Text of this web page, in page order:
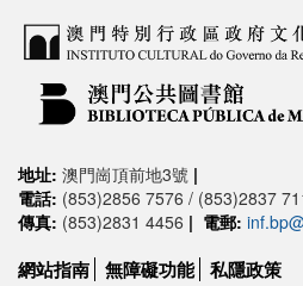
地址: 澳門崗頂前地3號 |
電話: (853)2856 7576 / (853)2837
傳真: (853)2831 4456 | 電郵:
網站指南 無障礙功能 私隱政策